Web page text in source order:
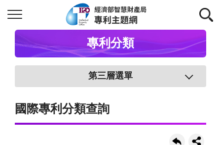
專利分類
第三層選單
國際專利分類查詢